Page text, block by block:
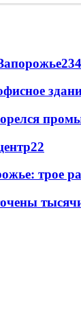
234
22
трое